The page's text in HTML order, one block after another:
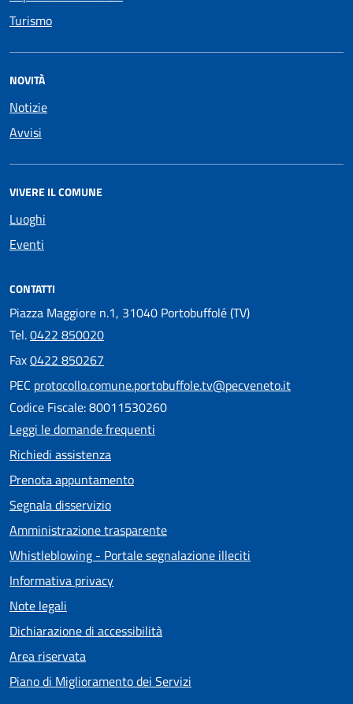
Turismo
NOVITÀ
Notizie
Avvisi
VIVERE IL COMUNE
Luoghi
Eventi
CONTATTI
Piazza Maggiore n.1, 31040 Portobuffolé (TV)
Tel.0422 850020
Fax0422 850267
PEC protocollo.comune.portobuffole.tv@pecveneto.it
Codice Fiscale: 80011530260
Leggi le domande frequenti
Richiedi assistenza
Prenota appuntamento
Segnala disservizio
Amministrazione trasparente
Whistleblowing - Portale segnalazione illeciti
Informativa privacy
Note legali
Dichiarazione di accessibilità
Area riservata
Piano di Miglioramento dei Servizi